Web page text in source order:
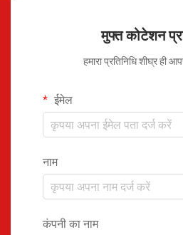
मुफ्त कोटेशन
हमारा प्रतिनिधि शीघ्र ही
ईमेल
नाम
कंपनी का नाम